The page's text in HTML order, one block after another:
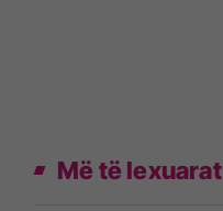
Më të lexuarat